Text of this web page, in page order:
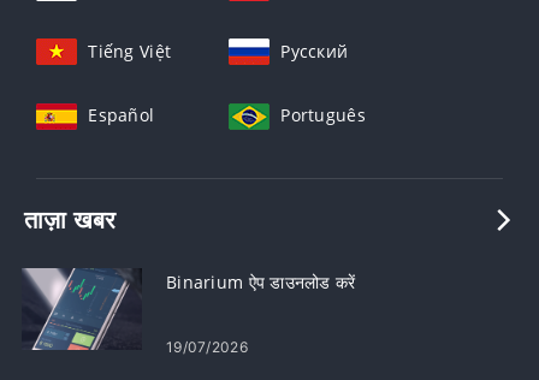
Tiếng Việt Русский
Español Português
ताज़ा खबर
Binarium ऐप डाउनलोड करें
19/07/2026